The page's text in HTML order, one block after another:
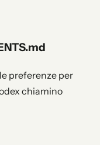
preferenze per
chiamino